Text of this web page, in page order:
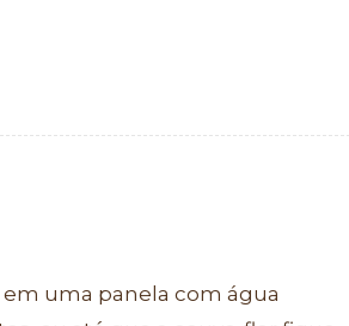
uma panela com água